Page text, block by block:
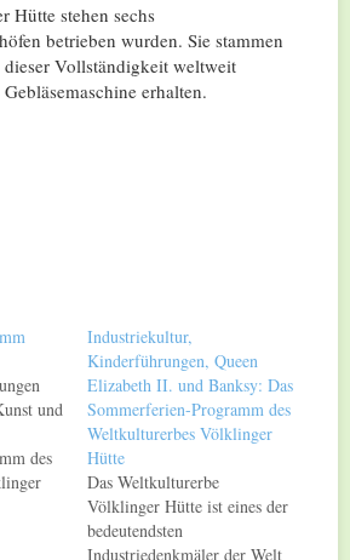
Hütte stehen sechs
betrieben wurden. Sie stammen
Vollständigkeit weltweit
erhalten.
und
des
der
Industriekultur,
Kinderführungen, Queen
Elizabeth II. und Banksy: Das
Sommerferien-Programm des
Weltkulturerbes Völklinger
Hütte
Das Weltkulturerbe
Völklinger Hütte ist eines der
bedeutendsten
Industriedenkmäler der Welt